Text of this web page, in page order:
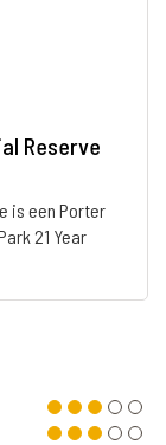
Reserve
is een Porter
21 Year